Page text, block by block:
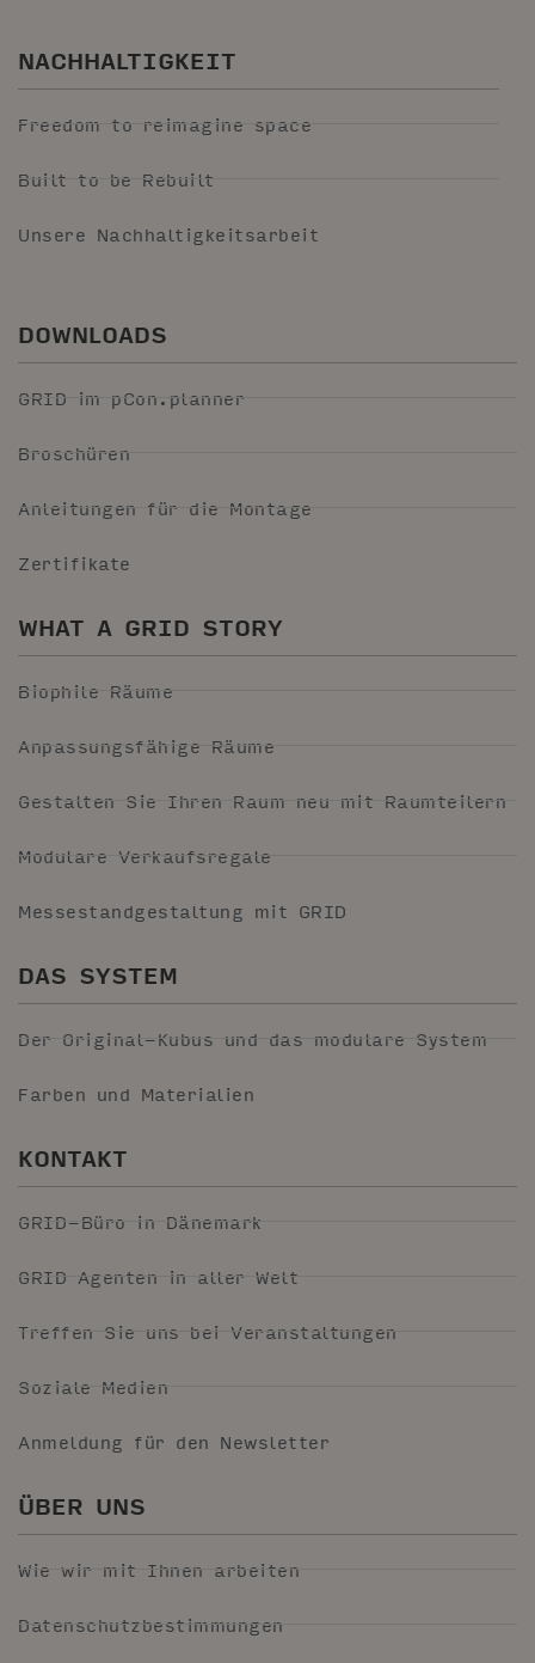
NACHHALTIGKEIT
Freedom to reimagine space
Built to be Rebuilt
Unsere Nachhaltigkeitsarbeit
DOWNLOADS
GRID im pCon.planner
Broschüren
Anleitungen für die Montage
Zertifikate
WHAT A GRID STORY
Biophile Räume
Anpassungsfähige Räume
Gestalten Sie Ihren Raum neu mit Raumteilern
Modulare Verkaufsregale
Messestandgestaltung mit GRID
DAS SYSTEM
Der Original-Kubus und das modulare System
Farben und Materialien
KONTAKT
GRID-Büro in Dänemark
GRID Agenten in aller Welt
Treffen Sie uns bei Veranstaltungen
Soziale Medien
Anmeldung für den Newsletter
ÜBER UNS
Wie wir mit Ihnen arbeiten
Datenschutzbestimmungen